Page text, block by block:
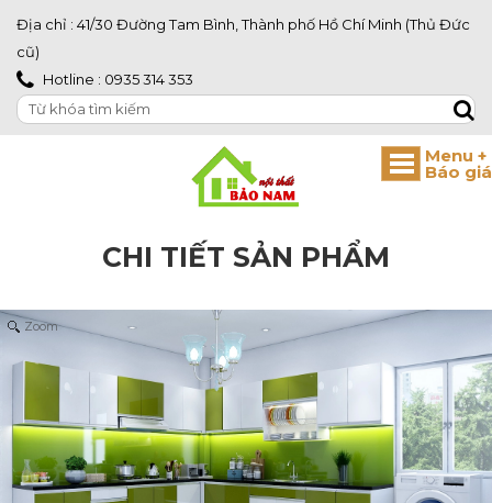
Địa chỉ : 41/30 Đường Tam Bình, Thành phố Hồ Chí Minh (Thủ Đức
cũ)
Hotline : 0935 314 353
CHI TIẾT SẢN PHẨM
Zoom